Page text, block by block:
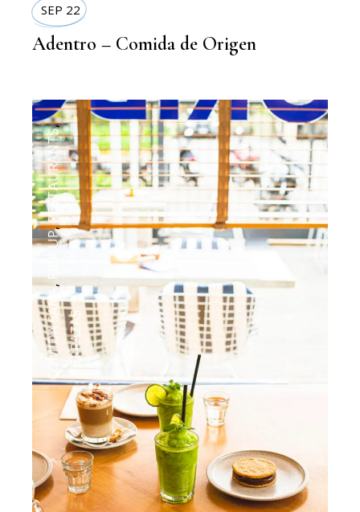
SEP 22
Adentro – Comida de Origen
COMIDA SANA
,
PICK UP
,
RESTAURANTS
,
TERRAZAS